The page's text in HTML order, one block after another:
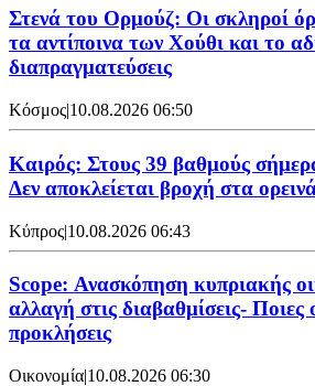
Στενά του Ορμούζ: Οι σκληροί
τα αντίποινα των Χούθι και το
διαπραγματεύσεις
Κόσμος|10.08.2026 06:50
Καιρός: Στους 39 βαθμούς
Δεν αποκλείεται βροχή στα
Κύπρος|10.08.2026 06:43
Scope: Ανασκόπηση κυπριακής
αλλαγή στις διαβαθμίσεις- Ποιες
προκλήσεις
Οικονομία|10.08.2026 06:30